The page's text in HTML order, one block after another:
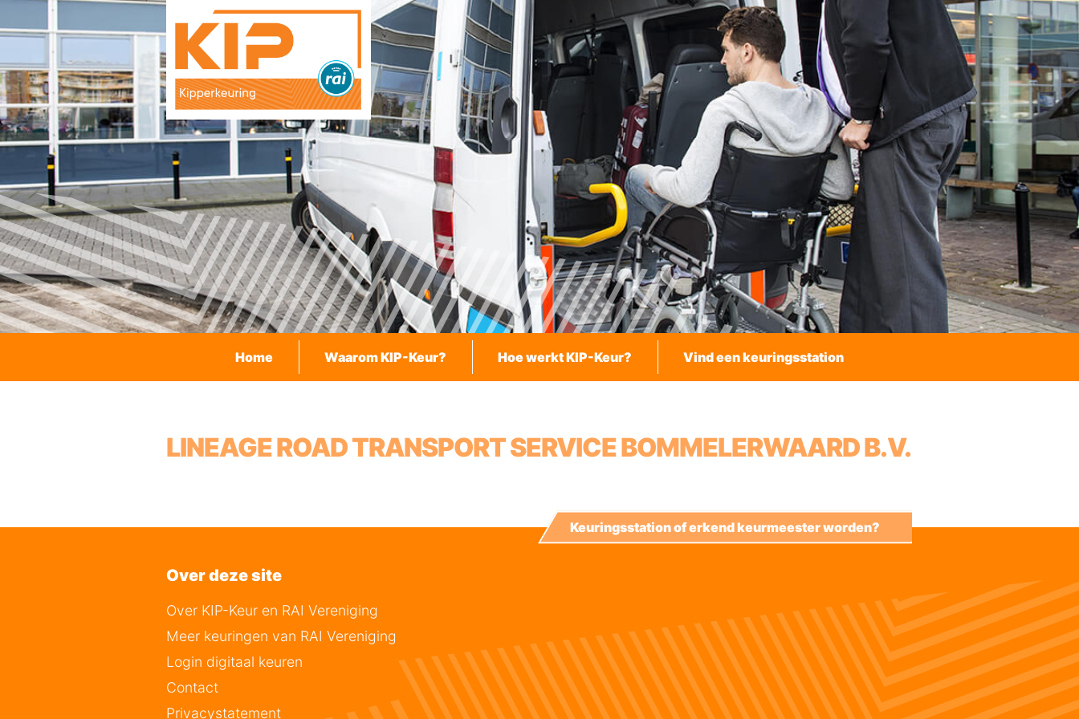
Home Waarom KIP-Keur? Hoe werkt KIP-Keur? Vind een keuringsstation
LINEAGE ROAD TRANSPORT SERVICE BOMMELERWAARD B.V.
Over deze site
Over KIP-Keur en RAI Vereniging
Meer keuringen van RAI Vereniging
Login digitaal keuren
Contact
Privacystatement
Keuringsstation of erkend keurmeester worden?